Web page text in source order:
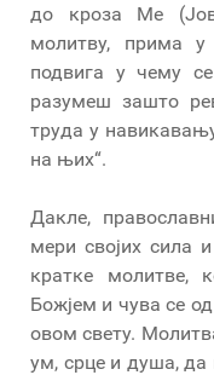
до кроза Ме
молитву, прима у
подвига у чему
разумеш зашто
труда у
на њих“.
Дакле,
мери својих сила
кратке молитве,
Божјем и чува се
овом свету.
ум, срце и душа, да